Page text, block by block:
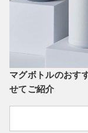
マグボトルのおす
せてご紹介